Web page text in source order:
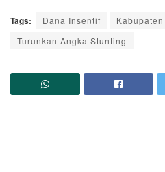
Tags: Dana Insentif
Turunkan Angka Stunting